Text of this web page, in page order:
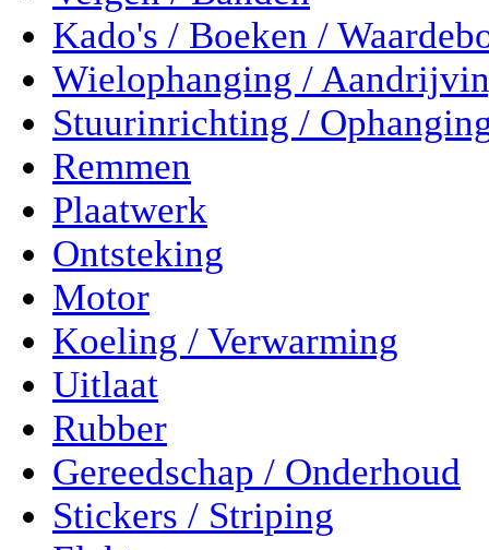
Kado's / Boeken /
Wielophanging /
Stuurinrichting /
Remmen
Plaatwerk
Ontsteking
Motor
Koeling / Verwarming
Uitlaat
Rubber
Gereedschap / Onderhoud
Stickers / Striping